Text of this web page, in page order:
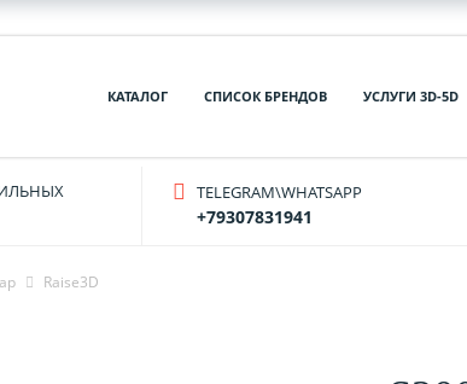
КАТАЛОГ СПИСОК БРЕНДОВ УСЛУГИ 3D-5D
TELEGRAM\WHATSAPP
+79307831941
Raise3D